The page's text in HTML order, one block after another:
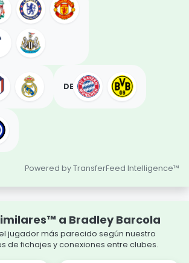
DE
Powered by TransferFeed Intelligence™
a Bradley Barcola
jugador más parecido según nuestro
de fichajes y conexiones entre clubes.